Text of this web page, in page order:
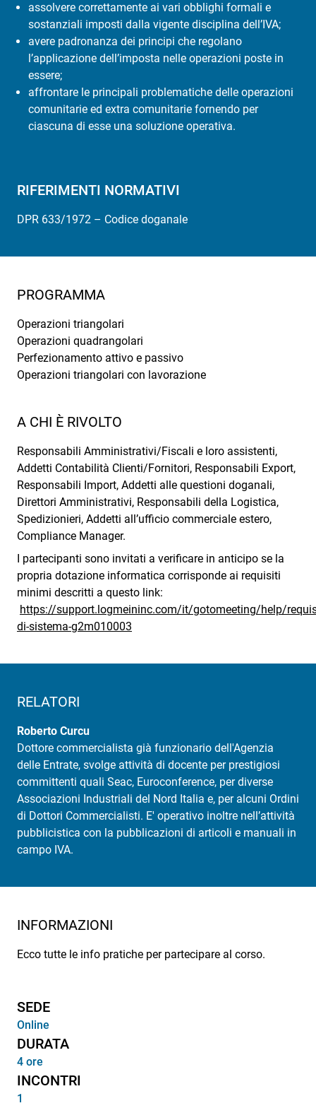
assolvere correttamente ai vari obblighi formali e
sostanziali imposti dalla vigente disciplina dell’IVA;
avere padronanza dei principi che regolano
l’applicazione dell’imposta nelle operazioni poste in
essere;
affrontare le principali problematiche delle operazioni
comunitarie ed extra comunitarie fornendo per
ciascuna di esse una soluzione operativa.
RIFERIMENTI NORMATIVI
DPR 633/1972 – Codice doganale
PROGRAMMA
Operazioni triangolari
Operazioni quadrangolari
Perfezionamento attivo e passivo
Operazioni triangolari con lavorazione
A CHI È RIVOLTO
Responsabili Amministrativi/Fiscali e loro assistenti,
Addetti Contabilità Clienti/Fornitori, Responsabili Export,
Responsabili Import, Addetti alle questioni doganali,
Direttori Amministrativi, Responsabili della Logistica,
Spedizionieri, Addetti all’ufficio commerciale estero,
Compliance Manager.
I partecipanti sono invitati a verificare in anticipo se la
propria dotazione informatica corrisponde ai requisiti
minimi descritti a questo link:
https://support.logmeininc.com/it/gotomeeting/help/
di-sistema-g2m010003
RELATORI
Roberto Curcu
Dottore commercialista già funzionario dell'Agenzia
delle Entrate, svolge attività di docente per prestigiosi
committenti quali Seac, Euroconference, per diverse
Associazioni Industriali del Nord Italia e, per alcuni Ordini
di Dottori Commercialisti. E' operativo inoltre nell’attività
pubblicistica con la pubblicazioni di articoli e manuali in
campo IVA.
INFORMAZIONI
Ecco tutte le info pratiche per partecipare al corso.
SEDE
Online
DURATA
4 ore
INCONTRI
1